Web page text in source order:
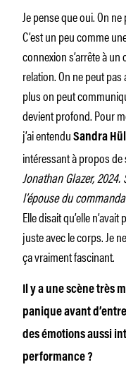
Je pense que oui. On
C’est un peu comme
connexion s’arrête à un
relation. On ne peut
plus on peut
devient profond. Pour
j’ai entendu Sandra
intéressant à propos
Jonathan Glazer,
l’épouse du
Elle disait qu’elle
juste avec le corps. Je
ça vraiment fascinant.
Il y a une scène très
panique avant
des émotions aussi
performance ?